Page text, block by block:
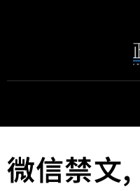
微信禁文,